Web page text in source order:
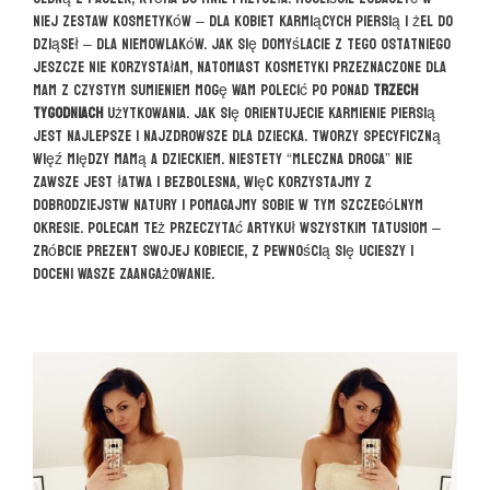
niej zestaw kosmetyków – dla kobiet karmiących piersią i żel do
dziąseł – dla niemowlaków. Jak się domyślacie z tego ostatniego
jeszcze nie korzystałam, natomiast kosmetyki przeznaczone dla
mam z czystym sumieniem mogę Wam polecić po ponad trzech
tygodniachużytkowania. Jak się orientujecie karmienie piersią
jest najlepsze i najzdrowsze dla dziecka. Tworzy specyficzną
więź między mamą a dzieckiem. Niestety “mleczna droga” nie
zawsze jest łatwa i bezbolesna, więc korzystajmy z
dobrodziejstw natury i pomagajmy sobie w tym szczególnym
okresie. Polecam też przeczytać artykuł wszystkim tatusiom –
zróbcie prezent swojej kobiecie, z pewnością się ucieszy i
doceni Wasze zaangażowanie.